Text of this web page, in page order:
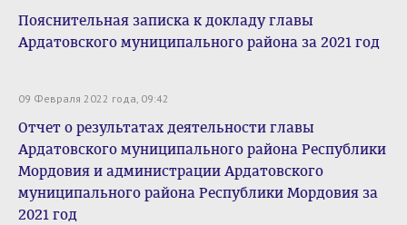
Пояснительная записка к докладу главы
Ардатовского муниципального района за 2021 год
09 Февраля 2022 года, 09:42
Отчет о результатах деятельности главы
Ардатовского муниципального района Республики
Мордовия и администрации Ардатовского
муниципального района Республики Мордовия за
2021 год